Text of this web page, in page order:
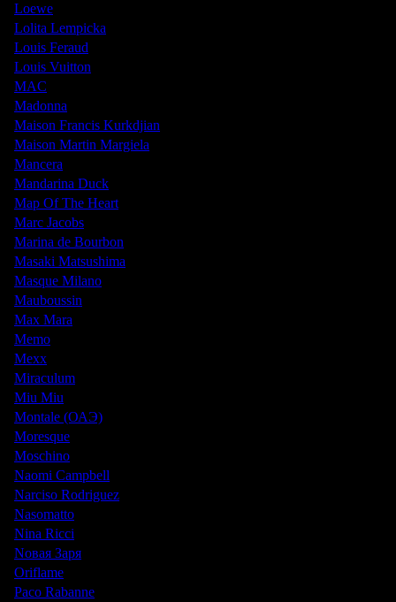
Loewe
Lolita Lempicka
Louis Feraud
Louis Vuitton
MAC
Madonna
Maison Francis Kurkdjian
Maison Martin Margiela
Mancera
Mandarina Duck
Map Of The Heart
Marc Jacobs
Marina de Bourbon
Masaki Matsushima
Masque Milano
Mauboussin
Max Mara
Memo
Mexx
Miraculum
Miu Miu
Montale (ОАЭ)
Moresque
Moschino
Naomi Campbell
Narciso Rodriguez
Nasomatto
Nina Ricci
Nовая Заря
Oriflame
Paco Rabanne